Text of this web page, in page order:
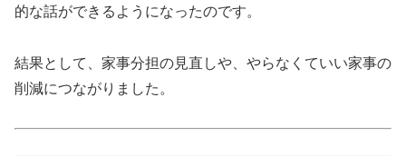
的な話ができるようになったのです。
結果として、家事分担の見直しや、やらなくていい家事の
削減につながりました。